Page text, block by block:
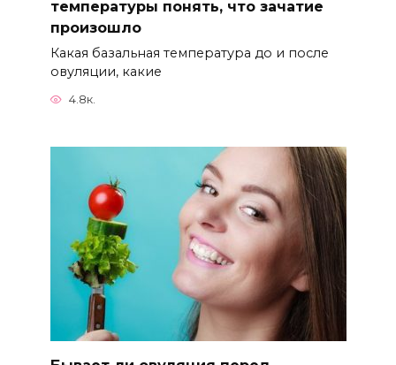
температуры понять, что зачатие
произошло
Какая базальная температура до и после
овуляции, какие
4.8к.